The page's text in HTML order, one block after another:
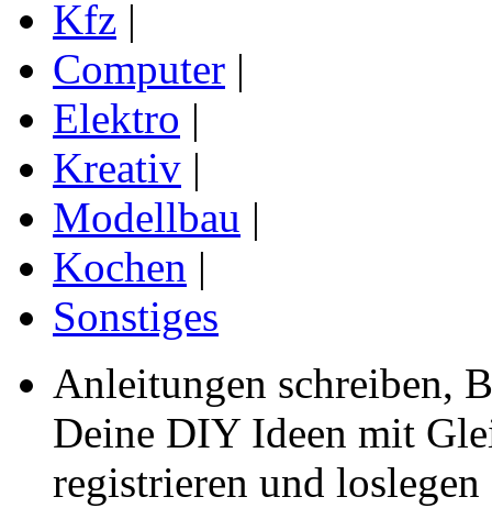
Kfz |
Computer |
Elektro |
Kreativ |
Modellbau |
Kochen |
Sonstiges
Anleitungen schreiben,
Deine DIY Ideen mit
registrieren und loslegen